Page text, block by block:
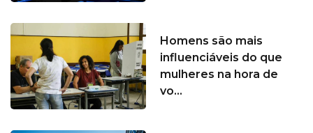
Homens são mais
influenciáveis do que
mulheres na hora de
vo...